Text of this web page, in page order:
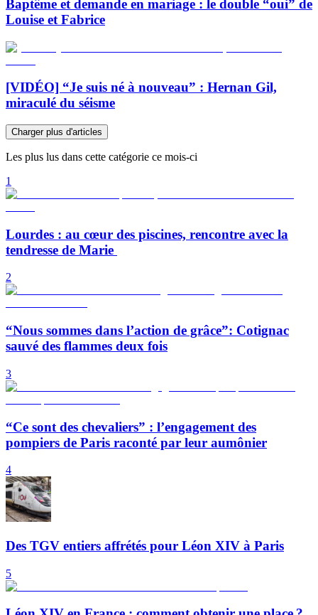
Baptême et demande en mariage : le double “oui” de
Louise et Fabrice
[VIDÉO] “Je suis né à nouveau” : Hernan Gil,
miraculé du séisme
Charger plus d'articles
Les plus lus dans cette catégorie ce mois-ci
1
Lourdes : au cœur des piscines, rencontre avec la
tendresse de Marie
2
“Nous sommes dans l’action de grâce”: Cotignac
sauvé des flammes deux fois
3
“Ce sont des chevaliers” : l’engagement des
pompiers de Paris raconté par leur aumônier
4
Des TGV entiers affrétés pour Léon XIV à Paris
5